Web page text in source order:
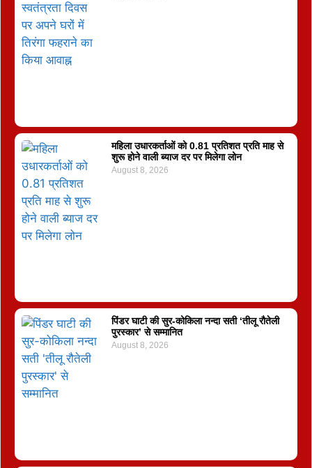
महिला उधारकर्ताओं को 0.81 प्रतिशत प्रति माह से
शुरू होने वाली ब्याज दर पर मिलेगा लोन
August 8, 2026
पिंडर घाटी की सुर-कोकिला नन्दा सती ‘तीलू रौतेली
पुरस्कार’ से सम्मानित
August 8, 2026